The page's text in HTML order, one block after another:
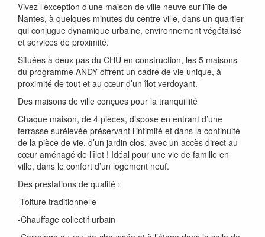
Vivez l’exception d’une maison de ville neuve sur l’île de
Nantes, à quelques minutes du centre-ville, dans un quartier
qui conjugue dynamique urbaine, environnement végétalisé
et services de proximité.
Situées à deux pas du CHU en construction, les 5 maisons
du programme ANDY offrent un cadre de vie unique, à
proximité de tout et au cœur d’un îlot verdoyant.
Des maisons de ville conçues pour la tranquillité
Chaque maison, de 4 pièces, dispose en entrant d’une
terrasse surélevée préservant l’intimité et dans la continuité
de la pièce de vie, d’un jardin clos, avec un accès direct au
cœur aménagé de l’îlot ! Idéal pour une vie de famille en
ville, dans le confort d’un logement neuf.
Des prestations de qualité :
-Toiture traditionnelle
-Chauffage collectif urbain